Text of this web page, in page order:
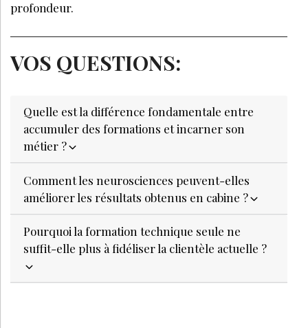
profondeur.
VOS QUESTIONS:
Quelle est la différence fondamentale entre
accumuler des formations et incarner son
métier ?
Comment les neurosciences peuvent-elles
améliorer les résultats obtenus en cabine ?
Pourquoi la formation technique seule ne
suffit-elle plus à fidéliser la clientèle actuelle ?